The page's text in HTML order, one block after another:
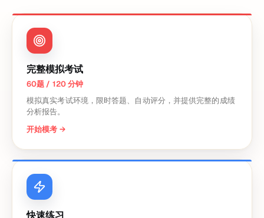
完整模拟考试
60题 / 120 分钟
模拟真实考试环境，限时答题、自动评分，并提供完整的成绩
分析报告。
开始模考 →
快速练习